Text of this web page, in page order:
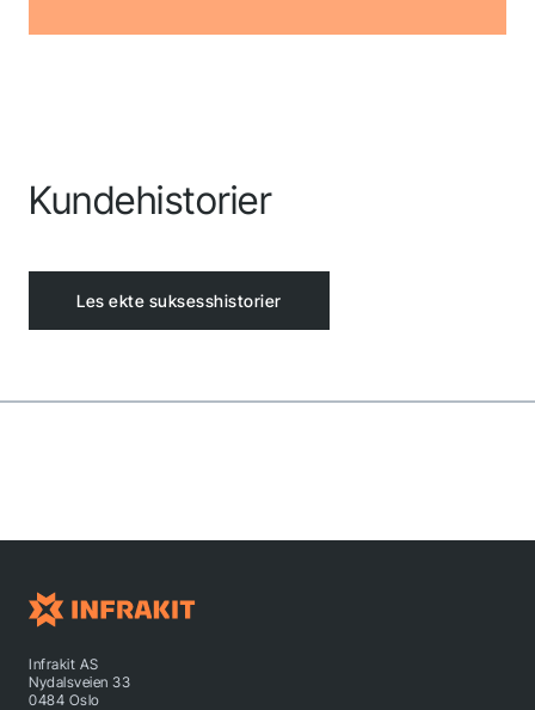
Kundehistorier
Les ekte suksesshistorier
Infrakit AS
Nydalsveien 33
0484 Oslo